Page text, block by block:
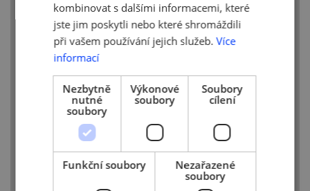
Přednášející:Jan Kotala, daňový poradce
a jednatel, EKP Advisory, s.r.o.
Cílová skupina:
finanční ředitelé, obchodní ředitelé,
vedoucí účetního oddělení, generální
ředitelé
kombinovat s dalšími informacemi, které
jste jim poskytli nebo které shromáždili
při vašem používání jejich služeb. Více
informací
Nezbytně
nutné
soubory
Výkonové
soubory
Soubory
cílení
Funkční soubory
Nezařazené
soubory